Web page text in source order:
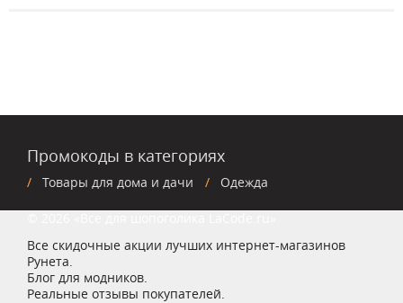
Промокоды в категориях
Товары для дома и дачи Одежда
Все скидочные акции лучших интернет-магазинов
Рунета.
Блог для модников.
Реальные отзывы покупателей.